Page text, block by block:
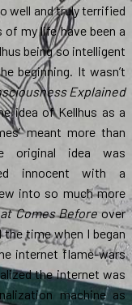
well and truly terrified
my life have been a
being so intelligent
beginning. It wasn’t
Explained
idea of Kellhus as a
meant more than
original idea was
innocent with a
into so much more
Comes Beforeover
the time when I began
internet flame-wars
the internet was
machine as